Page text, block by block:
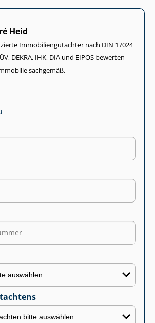
Heid
Im­mo­bi­li­en­gut­ach­ter nach DIN 17024
DEKRA, IHK, DIA und EIPOS bewerten
sachgemäß.